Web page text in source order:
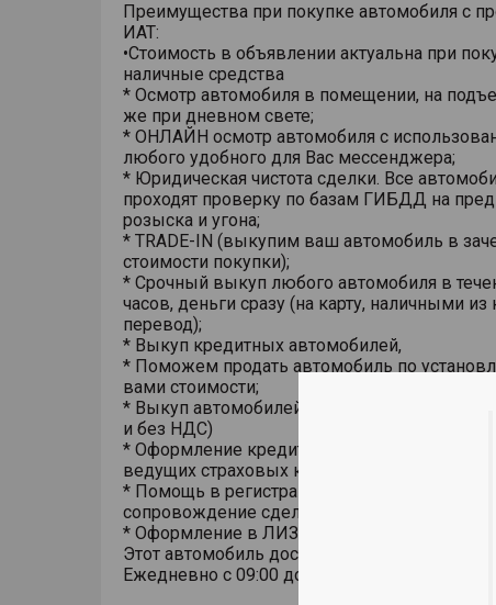
Преимущества при покупке автомобиля с
ИАТ:
•Стоимость в объявлении актуальна при
наличные средства
* Осмотр автомобиля в помещении, на
же при дневном свете;
* ОНЛАЙН осмотр автомобиля с
любого удобного для Вас мессенджера;
* Юридическая чистота сделки. Все
проходят проверку по базам ГИБДД на
розыска и угона;
* TRADE-IN (выкупим ваш автомобиль в
стоимости покупки);
* Срочный выкуп любого автомобиля в
часов, деньги сразу (на карту, наличными из
перевод);
* Выкуп кредитных автомобилей,
* Поможем продать автомобиль по
вами стоимости;
* Выкуп автомобилей у юридических лиц (в
и без НДС)
* Оформление кредита, страховки ОСАГО и
ведущих страховых компаний;
* Помощь в регистрации автомобиля в
сопровождение сделки;
* Оформление в ЛИЗИНГ.
Этот автомобиль доступен к просмотру
Ежедневно с 09:00 до 21:00